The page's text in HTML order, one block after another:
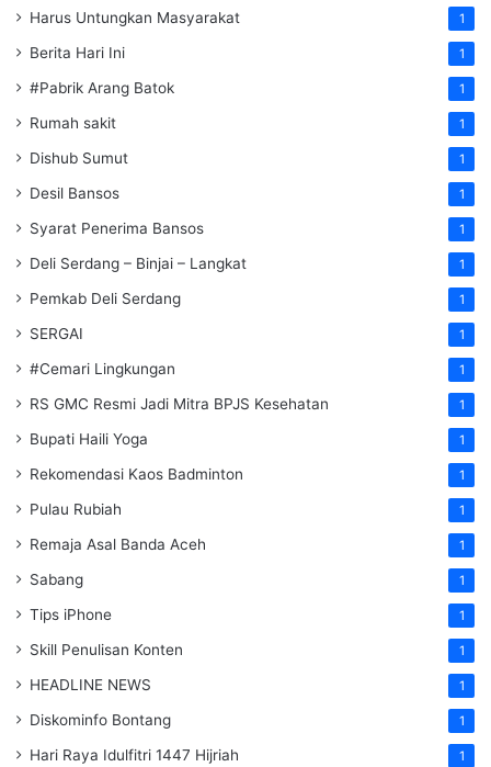
Harus Untungkan Masyarakat 1
Berita Hari Ini 1
#Pabrik Arang Batok 1
Rumah sakit 1
Dishub Sumut 1
Desil Bansos 1
Syarat Penerima Bansos 1
Deli Serdang – Binjai – Langkat 1
Pemkab Deli Serdang 1
SERGAI 1
#Cemari Lingkungan 1
RS GMC Resmi Jadi Mitra BPJS Kesehatan 1
Bupati Haili Yoga 1
Rekomendasi Kaos Badminton 1
Pulau Rubiah 1
Remaja Asal Banda Aceh 1
Sabang 1
Tips iPhone 1
Skill Penulisan Konten 1
HEADLINE NEWS 1
Diskominfo Bontang 1
Hari Raya Idulfitri 1447 Hijriah 1